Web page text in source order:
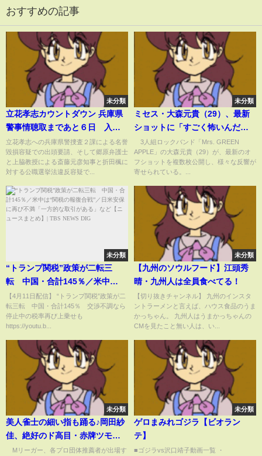
おすすめの記事
未分類
立花孝志カウントダウン 兵庫県
警事情聴取まであと６日 入っ
たら出てこられるのか？
立花孝志への兵庫県警捜査２課による名誉
毀損容疑での出頭要請、そして郷原弁護士
と上脇教授による斎藤元彦知事と折田楓に
対する公職選挙法違反容疑で...
未分類
ミセス・大森元貴（29）、最新
ショットに「すごく怖いんだけ
ど」「痩せたの？びっくり」な
ど驚きの声(ABEMA TIMES)
3人組ロックバンド「Mrs. GREEN
APPLE」の大森元貴（29）が、最新のオ
フショットを複数枚公開し、様々な反響が
寄せられている。...
未分類
“トランプ関税”政策が二転三
転 中国・合計145％／米中
は“関税の報復合戦”／日米安保
に再び不満「一方的な取引があ
る」など【ニュースまとめ】|
【4月11日配信】 “トランプ関税”政策が二
転三転 中国・合計145％ 交渉不調なら
停止中の税率再び上乗せも
https://youtu.b...
未分類
【九州のソウルフード】江頭秀
晴・九州人は全員食べてる！
【切り抜きチャンネル】 九州のインスタ
ントラーメンと言えば、ハウス食品のうま
かっちゃん。 九州人はうまかっちゃんの
CMを見たこと無い人は、い...
未分類
美人雀士の細い指も踊る♪岡田紗
佳、絶好のド高目・赤牌ツモに
手つきもルンルン「最高やね」/
Mリーガー、各プロ団体推薦者が出場す
未分類
ゲロまみれゴジラ【ビオラン
テ】
■ゴジラvs沢口靖子動画一覧 ・